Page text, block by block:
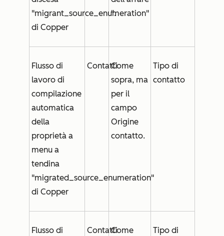
"migrant_source_enumeration"
di Copper
".
Flusso di
lavoro di
compilazione
automatica
della
proprietà a
menu a
tendina
"migrated_source_enumeration"
di Copper
ContattiCome
sopra, ma
per il
campo
Origine
contatto.
Tipo di
contatto
Flusso di
ContattiCome
Tipo di